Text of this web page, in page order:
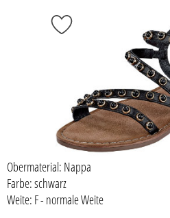
Obermaterial: Nappa
Farbe: schwarz
Weite: F - normale Weite